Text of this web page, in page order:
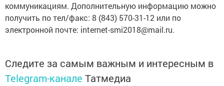
коммуникациям. Дополнительную информацию можно
получить по тел/факс: 8 (843) 570-31-12 или по
электронной почте: internet-smi2018@mail.ru.
Следите за самым важным и интересным в
Telegram-канале Татмедиа